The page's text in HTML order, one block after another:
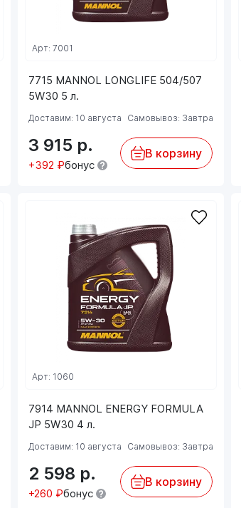
7715 MANNOL LONGLIFE 504/507
5W30 5 л.
Арт: 7001
Доставим: 10 августа Самовывоз: Завтра
3 915 р.
+392 ₽бонус
В корзину
7914 MANNOL ENERGY FORMULA
JP 5W30 4 л.
Арт: 1060
Доставим: 10 августа Самовывоз: Завтра
2 598 р.
+260 ₽бонус
В корзину